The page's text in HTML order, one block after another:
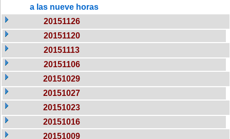
a las nueve horas
20151126
20151120
20151113
20151106
20151029
20151027
20151023
20151016
20151009